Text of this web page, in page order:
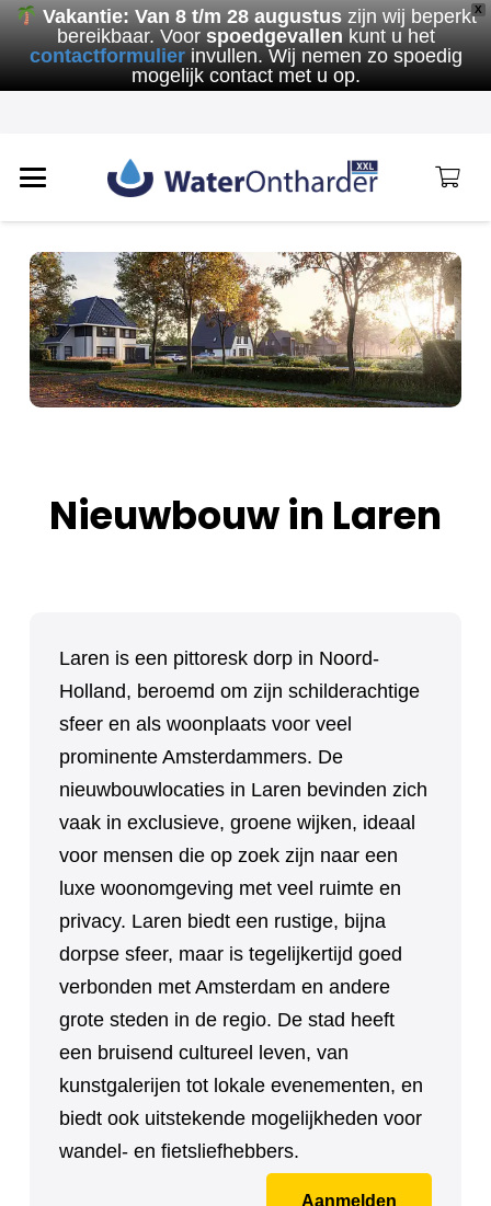
X
Vakantie: Van 8 t/m 28 augustuszijn wij beperkt
bereikbaar. Voor spoedgevallen kunt u het
contactformulierinvullen. Wij nemen zo spoedig
mogelijk contact met u op.
Nieuwbouw in Laren
Laren is een pittoresk dorp in Noord-
Holland, beroemd om zijn schilderachtige
sfeer en als woonplaats voor veel
prominente Amsterdammers. De
nieuwbouwlocaties in Laren bevinden zich
vaak in exclusieve, groene wijken, ideaal
voor mensen die op zoek zijn naar een
luxe woonomgeving met veel ruimte en
privacy. Laren biedt een rustige, bijna
dorpse sfeer, maar is tegelijkertijd goed
verbonden met Amsterdam en andere
grote steden in de regio. De stad heeft
een bruisend cultureel leven, van
kunstgalerijen tot lokale evenementen, en
biedt ook uitstekende mogelijkheden voor
wandel- en fietsliefhebbers.
Aanmelden